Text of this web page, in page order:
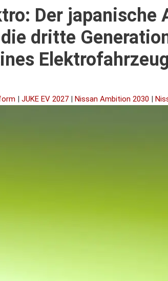
Der
dritte
| JUKE EV 2027 | Nissan Ambition 2030 |